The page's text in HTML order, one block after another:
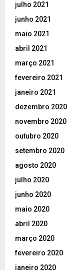
julho 2021
junho 2021
maio 2021
abril 2021
março 2021
fevereiro 2021
janeiro 2021
dezembro 2020
novembro 2020
outubro 2020
setembro 2020
agosto 2020
julho 2020
junho 2020
maio 2020
abril 2020
março 2020
fevereiro 2020
janeiro 2020